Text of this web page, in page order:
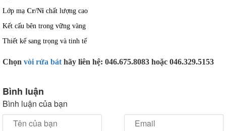
Lớp mạ Cr/Ni chất lượng cao
Kết cấu bên trong vững vàng
Thiết kế sang trọng và tinh tế
Chọn vòi rửa bát hãy liên hệ: 046.675.8083 hoặc 046.329.5153
Bình luận
Bình luận của bạn